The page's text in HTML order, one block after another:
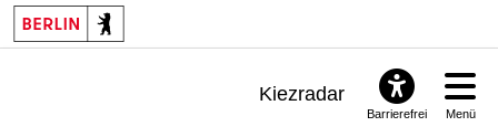
Kiezradar
Barrierefrei Menü